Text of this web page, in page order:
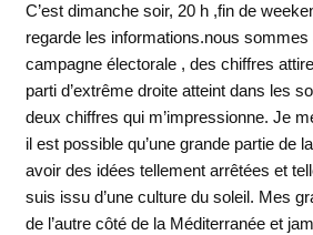
C’est dimanche soir, 20 h ,fin de
regarde les informations.nous sommes
campagne électorale , des chiffres
parti d’extrême droite atteint dans les
deux chiffres qui m’impressionne. Je
il est possible qu’une grande partie de
avoir des idées tellement arrêtées et
suis issu d’une culture du soleil. Mes
de l’autre côté de la Méditerranée et